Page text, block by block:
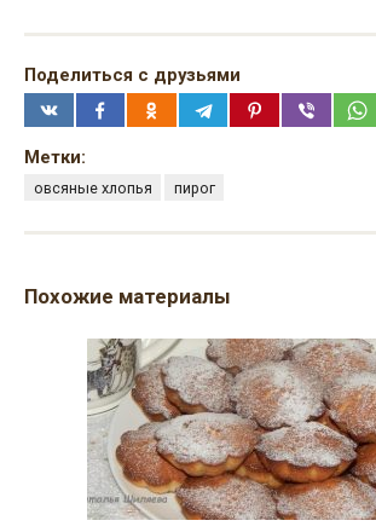
Поделиться с друзьями
Метки:
овсяные хлопья пирог
Похожие материалы